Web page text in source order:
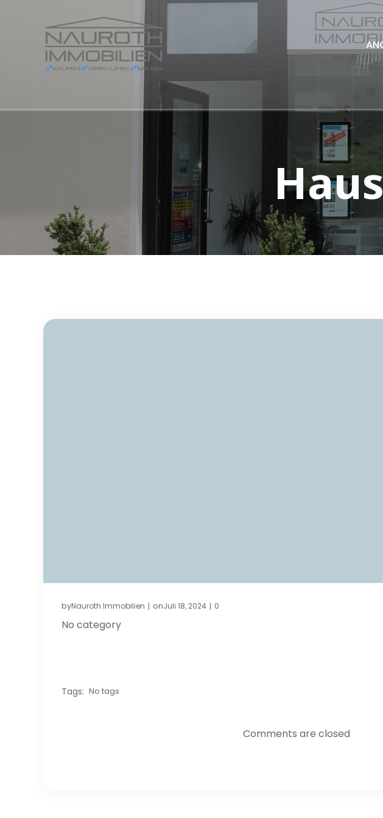
byNauroth Immobilien | onJuli 18, 2024 | 0
No category
Tags: No tags
Comments are closed